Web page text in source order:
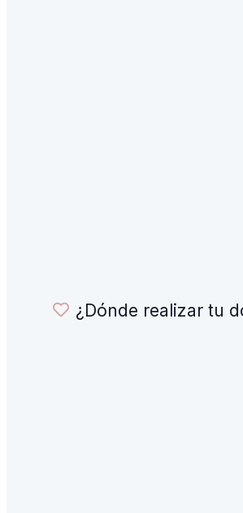
¿Dónde realizar tu